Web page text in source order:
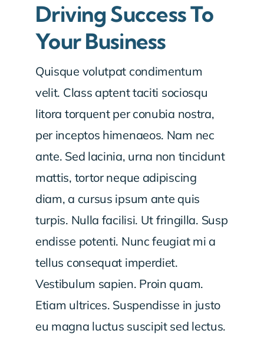
Driving Success To
Your Business
Quisque volutpat condimentum
velit. Class aptent taciti sociosqu
litora torquent per conubia nostra,
per inceptos himenaeos. Nam nec
ante. Sed lacinia, urna non tincidunt
mattis, tortor neque adipiscing
diam, a cursus ipsum ante quis
turpis. Nulla facilisi. Ut fringilla. Susp
endisse potenti. Nunc feugiat mi a
tellus consequat imperdiet.
Vestibulum sapien. Proin quam.
Etiam ultrices. Suspendisse in justo
eu magna luctus suscipit sed lectus.